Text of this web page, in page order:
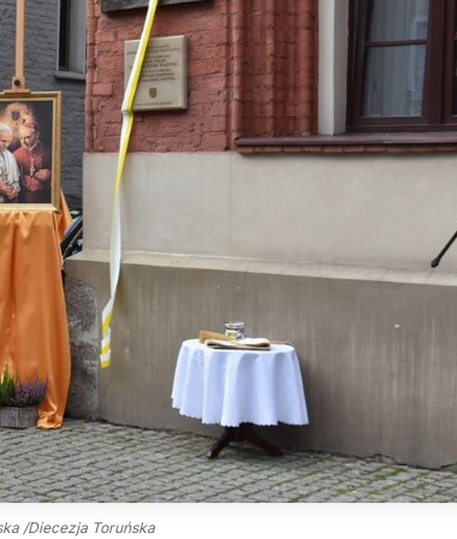
Sąd Biskupi
Wydawnictwo
Konta bankowe
Droga Neokatechumenalna
Grupy Modlitwy Ojca Pio
Żywy Różaniec
Wspólnota Krwi Chrystusa
Franciszkański Zakon
Świeckich
Skauci Króla
Bractwo św. Józefa
/Diecezja Toruńska